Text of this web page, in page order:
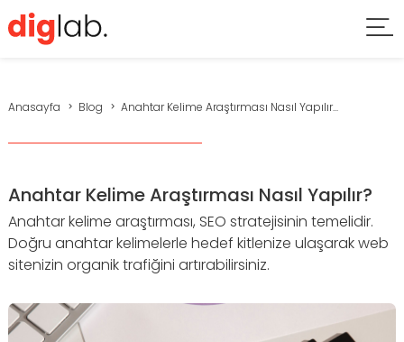
Anasayfa Blog Anahtar Kelime Araştırması Nasıl Yapılır...
Anahtar Kelime Araştırması Nasıl Yapılır?
Anahtar kelime araştırması, SEO stratejisinin temelidir.
Doğru anahtar kelimelerle hedef kitlenize ulaşarak web
sitenizin organik trafiğini artırabilirsiniz.